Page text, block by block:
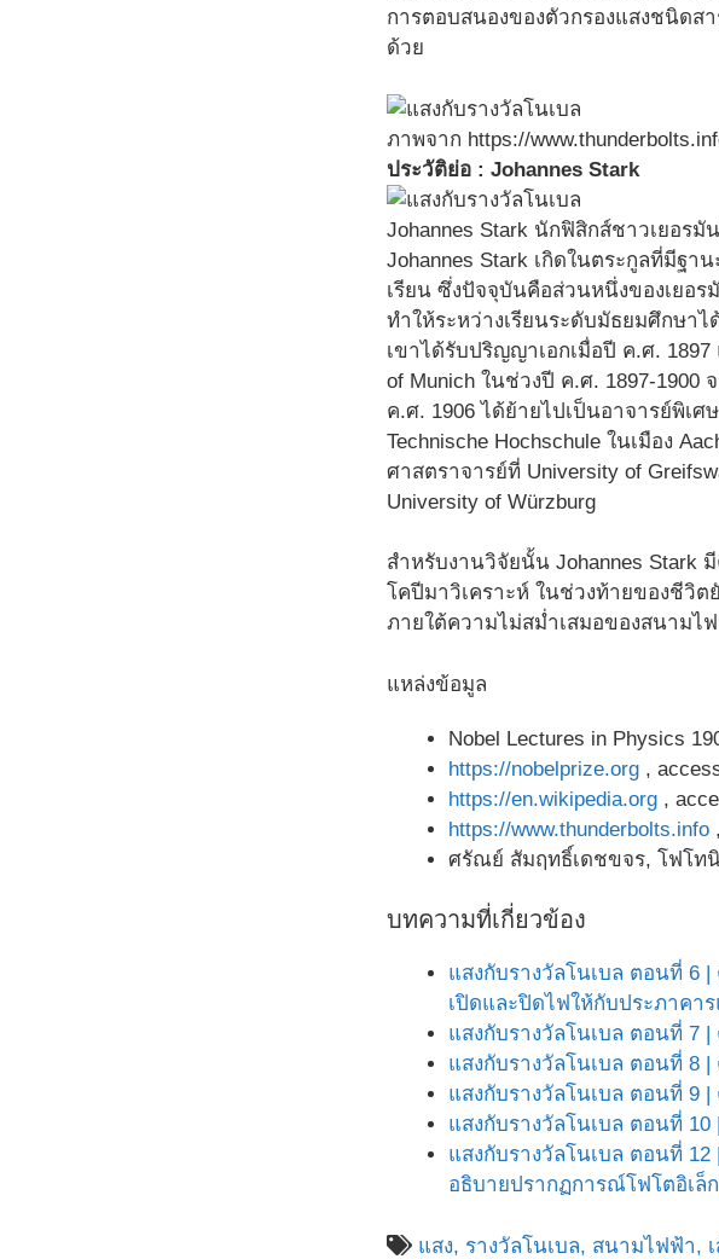
การตอบสนองของตัวกรองแสงชนิดส
ด้วย
ภาพจาก https://
ประวัติย่อ : Johannes Stark
Johannes Stark นักฟิสิกส์ชาวเยอร
Johannes Stark เกิดในตระกูลที่มีฐา
เรียน ซึ่งปัจจุบันคือส่วนหนึ่งของเยอ
ทำให้ระหว่างเรียนระดับมัธยมศึกษา
เขาได้รับปริญญาเอกเมื่อปี ค.ศ.
of Munich ในช่วงปี ค.ศ. 1897-1900
ค.ศ. 1906 ได้ย้ายไปเป็นอาจารย์พิเศ
Technische Hochschule ในเมือง
ศาสตราจารย์ที่ University of
University of Würzburg
สำหรับงานวิจัยนั้น Johannes Stark
โคปีมาวิเคราะห์ ในช่วงท้ายของชีวิต
ภายใต้ความไม่สม่ำเสมอของสนามไ
แหล่งข้อมูล
Nobel Lectures in Physics
https://nobelprize.org ,
https://en.wikipedia.org ,
https://www.thunderbolts.info
ศรัณย์ สัมฤทธิ์เดชขจร, โฟโท
บทความที่เกี่ยวข้อง
แสงกับรางวัลโนเบล ตอนที่ 6
เปิดและปิดไฟให้กับประภาคา
แสงกับรางวัลโนเบล ตอนที่ 7
แสงกับรางวัลโนเบล ตอนที่ 8
แสงกับรางวัลโนเบล ตอนที่ 9
แสงกับรางวัลโนเบล ตอนที่
แสงกับรางวัลโนเบล ตอนที่
อธิบายปรากฏการณ์โฟโตอิเล็
แสง, รางวัลโนเบล, สนามไฟฟ้า,